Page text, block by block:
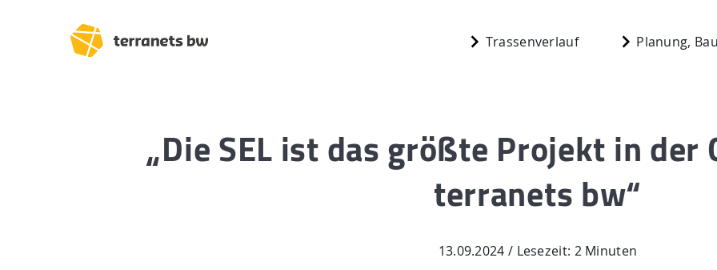
Trassenverlauf Planung,
Trassenverlauf SEL:
Start
Planung,
Aktuelles
„Die SEL ist das größte Projekt in der
terranets bw“
13.09.2024 / Lesezeit: 2 Minuten